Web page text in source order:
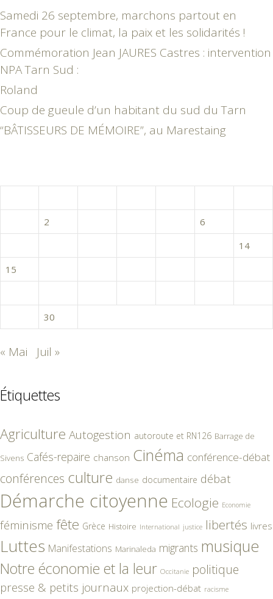
Samedi 26 septembre, marchons partout en
France pour le climat, la paix et les solidarités !
Commémoration Jean JAURES Castres : intervention
NPA Tarn Sud :
Roland
Coup de gueule d’un habitant du sud du Tarn
“BÂTISSEURS DE MÉMOIRE”, au Marestaing
2 6
14
15
30
« Mai Juil »
Étiquettes
Agriculture Autogestion autoroute et RN126 Barrage de
Sivens Cafés-repaire chanson Cinéma conférence-débat
conférences culture danse documentaire débat
Démarche citoyenne Ecologie Economie
féminisme fête Grèce Histoire International justice libertés livres
Luttes Manifestations Marinaleda migrants musique
Notre économie et la leur Occitanie politique
presse & petits journaux projection-débat racisme